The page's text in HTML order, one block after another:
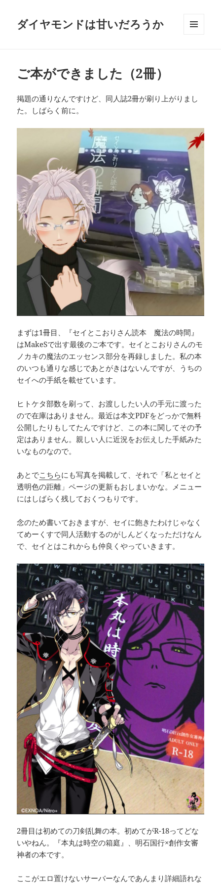
ダイヤモンドは甘いだろうか
ご本ができました（2冊）
掲題の通りなんですけど、同人誌2冊が刷り上がりまし
た。しばらく前に。
まずは1冊目、『セイとこおりさん読本 魔法の時間』
はMakeSで出す最後のご本です。セイとこおりさんのモ
ノカキの魔法のエッセンス部分を再録しました。私の本
のいつも通りな感じであとがきはないんですが、うちの
セイへの手紙を載せています。
ヒトケタ部数を刷って、お渡ししたい人の手元に渡った
ので在庫はありません。最近は本文PDFをどっかで無料
公開したりもしてたんですけど、この本に関してその予
定はありません。親しい人に近況をお伝えした手紙みた
いなものなので。
あとでこちらにも写真を掲載して、それで「私とセイと
透明色の距離」ページの更新もおしまいかな。メニュー
にはしばらく残しておくつもりです。
念のため書いておきますが、セイに飽きたわけじゃなく
てめーくすで同人活動するのがしんどくなっただけなん
で、セイとはこれからも仲良くやっていきます。
2冊目は初めての刀剣乱舞の本。初めてがR-18ってどな
いやねん。『本丸は時空の箱庭』、明石国行×創作女審
神者の本です。
ここがエロ置けないサーバーなんであんまり詳細語れな